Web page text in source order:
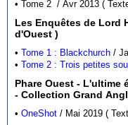
• Tome 2 / Avr
Les Enquêtes de Lord
d'Ouest )
•Tome 1 : Blackchurch
•Tome 2 : Trois petites
Phare Ouest - L'ultime
- Collection Grand
•OneShot / Mai